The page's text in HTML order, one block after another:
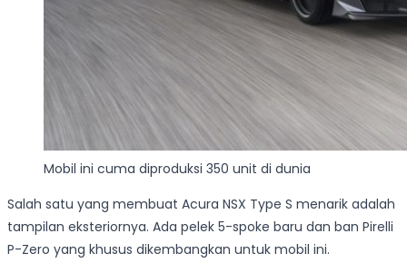
Mobil ini cuma diproduksi 350 unit di dunia
Salah satu yang membuat Acura NSX Type S menarik adalah
tampilan eksteriornya. Ada pelek 5-spoke baru dan ban Pirelli
P-Zero yang khusus dikembangkan untuk mobil ini.